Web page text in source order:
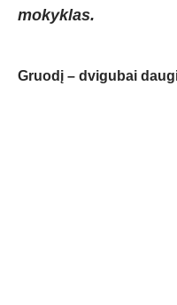
mokyklas.
Gruodį – dvigubai